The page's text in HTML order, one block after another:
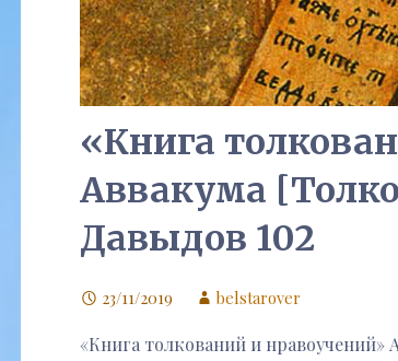
«Книга
Аввакума
Давыдов 102
23/11/2019 belstarover
«Книга толкований и